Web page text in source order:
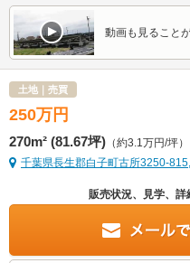
動画も見ること
土地｜売買
250万 円
270m² (81.67坪) （約3.1万円/坪）
千葉県長生郡白子町古所3250-
販売状況、見学、詳